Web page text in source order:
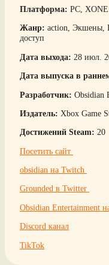
Платформа: PC, XONE
Жанр: action, Экшены,
доступ
Дата выхода: 28 июл.
Дата выпуска в
Разработчик: Obsidian
Издатель: Xbox Game
Достижений Steam: 20
Посетить сайт
obsidian на Twitch
Grounded в Twitter
Obsidian Entertainment
Discord канал
TikTok